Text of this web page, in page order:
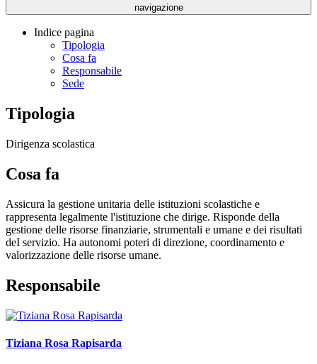
navigazione
Indice pagina
Tipologia
Cosa fa
Responsabile
Sede
Tipologia
Dirigenza scolastica
Cosa fa
Assicura la gestione unitaria delle istituzioni scolastiche e
rappresenta legalmente l'istituzione che dirige. Risponde della
gestione delle risorse finanziarie, strumentali e umane e dei risultati
deI servizio. Ha autonomi poteri di direzione, coordinamento e
valorizzazione delle risorse umane.
Responsabile
Tiziana Rosa Rapisarda